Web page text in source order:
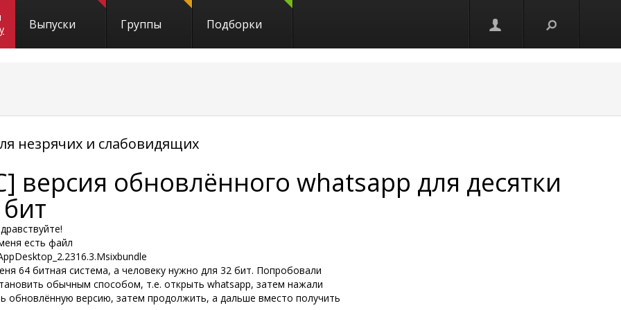
Выпуски Группы Подборки
незрячих и слабовидящих
версия обновлённого whatsapp для десятки
есть файл
64 битная система, а человеку нужно для 32 бит. Попробовали
обычным способом, т.е. открыть whatsapp, затем нажали
обновлённую версию, затем продолжить, а дальше вместо получить